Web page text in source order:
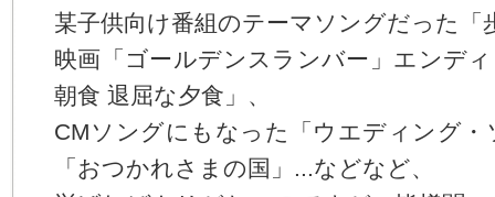
某子供向け番組のテーマソングだった「
映画「ゴールデンスランバー」エンデ
朝食 退屈な夕食」、
CMソングにもなった「ウエディング・
「おつかれさまの国」...などなど、